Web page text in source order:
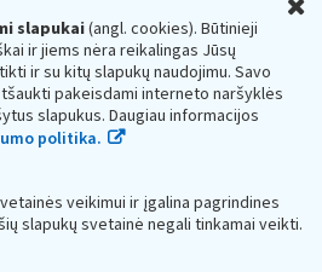
slapukai(angl. cookies). Būtinieji
ir jiems nėra reikalingas Jūsų
ir su kitų slapukų naudojimu. Savo
pakeisdami interneto naršyklės
slapukus. Daugiau informacijos
politika.
veikimui ir įgalina pagrindines
slapukų svetainė negali tinkamai veikti.
ministerijos
kodas — 188659752,
01107 Vilnius, Lietuva, el.paštas:
adresas 188659752
inspekciją prie Lietuvos
kaupiami ir saugomi Juridinių